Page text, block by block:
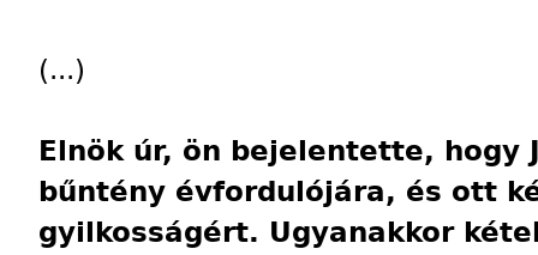
(...)
Elnök úr, ön bejelentette, hogy
bűntény évfordulójára, és ott
gyilkosságért. Ugyanakkor